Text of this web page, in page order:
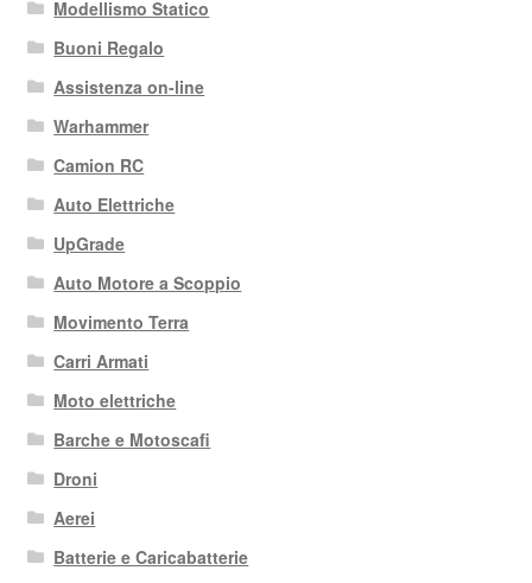
Modellismo Statico
Buoni Regalo
Assistenza on-line
Warhammer
Camion RC
Auto Elettriche
UpGrade
Auto Motore a Scoppio
Movimento Terra
Carri Armati
Moto elettriche
Barche e Motoscafi
Droni
Aerei
Batterie e Caricabatterie